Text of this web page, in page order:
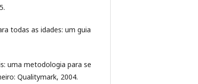
todas as idades: um guia
uma metodologia para se
Qualitymark, 2004.